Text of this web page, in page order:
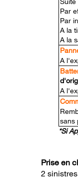
Par
Par
A la
A la
A
A
sans
*Si
Prise en
2